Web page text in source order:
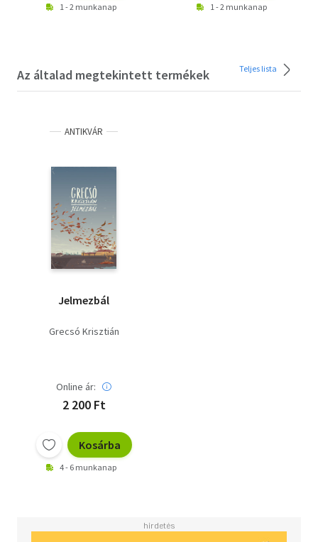
1 - 2 munkanap 1 - 2 munkanap
Az általad megtekintett termékek Teljes lista
ANTIKVÁR
Jelmezbál
Grecsó Krisztián
Online ár:
2 200 Ft
Kosárba
4 - 6 munkanap